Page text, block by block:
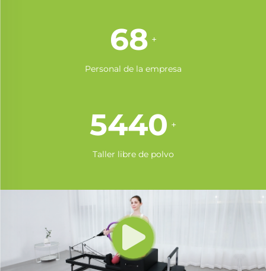
89 +
Personal de la empresa
7120 +
Taller libre de polvo